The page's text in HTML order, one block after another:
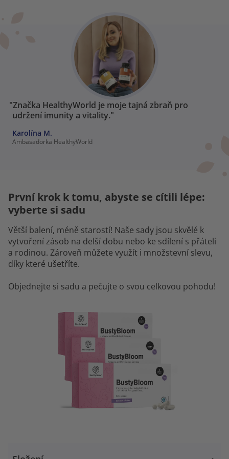
"Značka HealthyWorld je moje tajná zbraň pro
udržení imunity a vitality."
Karolína M.
Ambasadorka HealthyWorld
První krok k tomu, abyste se cítili lépe:
vyberte si sadu
Větší balení, méně starostí! Naše sady jsou skvělé k
vytvoření zásob na delší dobu nebo ke sdílení s přáteli
a rodinou. Zároveň můžete využít i množstevní slevu,
díky které ušetříte.
Objednejte si sadu a pečujte o svou celkovou pohodu!